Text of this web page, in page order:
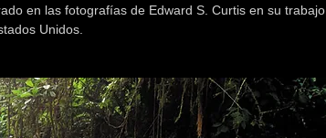
en las fotografías de Edward S. Curtis en su trabajo
Unidos.